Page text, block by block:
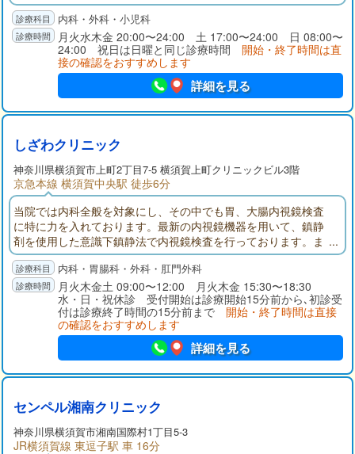
内科・外科・小児科
月火水木金 20:00〜24:00 土 17:00〜24:00 日 08:00〜
24:00 祝日は日曜と同じ診療時間 開始・終了時間は直
接の確認をおすすめします
詳細を見る
しざわクリニック
神奈川県横須賀市上町2丁目7-5 横須賀上町クリニックビル3階
京急本線 横須賀中央駅 徒歩6分
当院では内科全般を対象にし、その中でも胃、大腸内視鏡検査
に特に力を入れております。最新の内視鏡機器を用いて、鎮静
剤を使用した意識下鎮静法で内視鏡検査を行っております。ま
た、近郊の病院との密な連携を取りながら必要な場合は適切な
専門病院に紹介する体制を整えております。頼れるかかりつけ
医として皆様の大切な健康を守るお手伝いができればと願って
おります。お気軽にご相談くだい。
内科・胃腸科・外科・肛門外科
月火木金土 09:00〜12:00 月火木金 15:30〜18:30
水・日・祝休診 受付開始は診療開始15分前から､初診受
付は診療終了時間の15分前まで 開始・終了時間は直接
の確認をおすすめします
詳細を見る
センペル湘南クリニック
神奈川県横須賀市湘南国際村1丁目5-3
JR横須賀線 東逗子駅 車 16分